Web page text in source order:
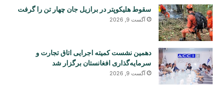
سقوط هلیکوپتر در برازیل جان چهار تن را گرفت
آگست 9, 2026
دهمین نشست کمیته اجرایی اتاق تجارت و
سرمایه‌گذاری افغانستان برگزار شد
آگست 9, 2026